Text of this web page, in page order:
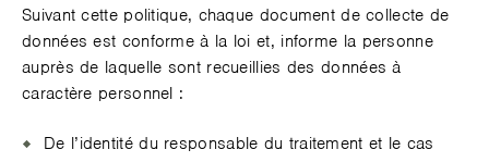
Suivant cette politique, chaque document de collecte de
données est conforme à la loi et, informe la personne
auprès de laquelle sont recueillies des données à
caractère personnel :
De l’identité du responsable du traitement et le cas